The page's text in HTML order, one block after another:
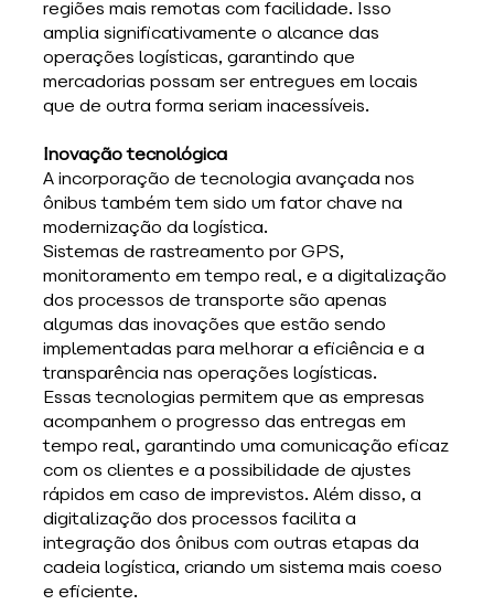
regiões mais remotas com facilidade. Isso
amplia significativamente o alcance das
operações logísticas, garantindo que
mercadorias possam ser entregues em locais
que de outra forma seriam inacessíveis.
Inovação tecnológica
A incorporação de tecnologia avançada nos
ônibus também tem sido um fator chave na
modernização da logística.
Sistemas de rastreamento por GPS,
monitoramento em tempo real, e a digitalização
dos processos de transporte são apenas
algumas das inovações que estão sendo
implementadas para melhorar a eficiência e a
transparência nas operações logísticas.
Essas tecnologias permitem que as empresas
acompanhem o progresso das entregas em
tempo real, garantindo uma comunicação eficaz
com os clientes e a possibilidade de ajustes
rápidos em caso de imprevistos. Além disso, a
digitalização dos processos facilita a
integração dos ônibus com outras etapas da
cadeia logística, criando um sistema mais coeso
e eficiente.